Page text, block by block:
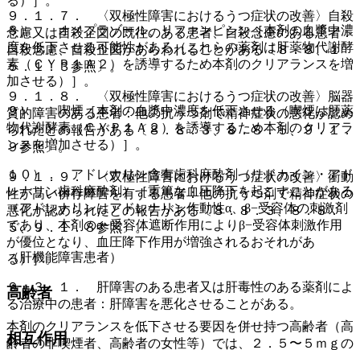
８）． オメプラゾール、リファンピシン［本剤の血漿中濃
度を低下させる可能性がある（これらの薬剤は肝薬物代謝酵
素（ＣＹＰ１Ａ２）を誘導するため本剤のクリアランスを増
加させる）］。
９）． 喫煙［本剤の血漿中濃度を低下させる（喫煙は肝薬
物代謝酵素（ＣＹＰ１Ａ２）を誘導するため本剤のクリアラ
ンスを増加させる）］。
１０）． アドレナリン含有歯科麻酔剤（リドカイン・アド
レナリン歯科麻酔剤）［重篤な血圧降下を起こすことがある
（アドレナリンはアドレナリン作動性α、β−受容体の刺激剤
であり、本剤のα−受容体遮断作用によりβ−受容体刺激作用
が優位となり、血圧降下作用が増強されるおそれがあ
る）］。
高齢者
本剤のクリアランスを低下させる要因を併せ持つ高齢者（高
齢者の非喫煙者、高齢者の女性等）では、２．５〜５ｍｇの
９．１．７． 〈双極性障害におけるうつ症状の改善〉自殺
念慮又は自殺企図の既往のある患者、自殺念慮のある患者：
自殺念慮、自殺企図があらわれることがある〔８．８、１
５．１．３参照〕。
９．１．８． 〈双極性障害におけるうつ症状の改善〉脳器
質的障害のある患者：他の抗うつ剤で精神症状の悪化が認め
られたとの報告がある〔８．８．３、８．８．５、９．１．
９参照〕。
９．１．９． 〈双極性障害におけるうつ症状の改善〉衝動
性が高い併存障害を有する患者：他の抗うつ剤で精神症状の
悪化が認められたとの報告がある〔８．８．３、８．８．
５、９．１．８参照〕。
（肝機能障害患者）
９．３．１． 肝障害のある患者又は肝毒性のある薬剤によ
る治療中の患者：肝障害を悪化させることがある。
相互作用